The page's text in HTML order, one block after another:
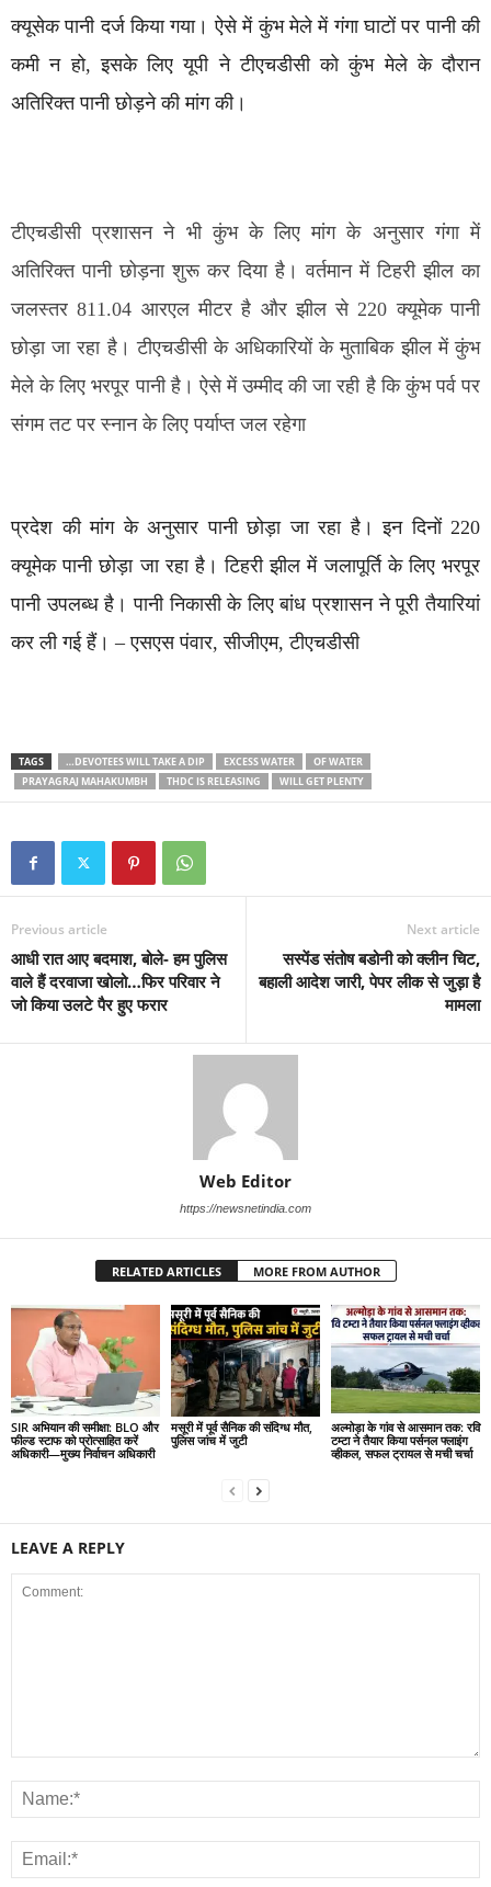
क्यूसेक पानी दर्ज किया गया। ऐसे में कुंभ मेले में गंगा घाटों पर पानी की
कमी न हो, इसके लिए यूपी ने टीएचडीसी को कुंभ मेले के दौरान
अतिरिक्त पानी छोड़ने की मांग की।
टीएचडीसी प्रशासन ने भी कुंभ के लिए मांग के अनुसार गंगा में
अतिरिक्त पानी छोड़ना शुरू कर दिया है। वर्तमान में टिहरी झील का
जलस्तर 811.04 आरएल मीटर है और झील से 220 क्यूमेक पानी
छोड़ा जा रहा है। टीएचडीसी के अधिकारियों के मुताबिक झील में कुंभ
मेले के लिए भरपूर पानी है। ऐसे में उम्मीद की जा रही है कि कुंभ पर्व पर
संगम तट पर स्नान के लिए पर्याप्त जल रहेगा
प्रदेश की मांग के अनुसार पानी छोड़ा जा रहा है। इन दिनों 220
क्यूमेक पानी छोड़ा जा रहा है। टिहरी झील में जलापूर्ति के लिए भरपूर
पानी उपलब्ध है। पानी निकासी के लिए बांध प्रशासन ने पूरी तैयारियां
कर ली गई हैं। – एसएस पंवार, सीजीएम, टीएचडीसी
TAGS …DEVOTEES WILL TAKE A DIP EXCESS WATER
OF WATER
PRAYAGRAJ MAHAKUMBH
THDC IS RELEASING WILL GET PLENTY
Previous article
आधी रात आए बदमाश, बोले- हम पुलिस
वाले हैं दरवाजा खोलो…फिर परिवार ने
जो किया उलटे पैर हुए फरार
Next article
सस्पेंड संतोष बडोनी को क्लीन चिट,
बहाली आदेश जारी, पेपर लीक से जुड़ा है
मामला
Web Editor
https://newsnetindia.com
RELATED ARTICLES MORE FROM AUTHOR
SIR अभियान की समीक्षा: BLO और
फील्ड स्टाफ को प्रोत्साहित करें
अधिकारी—मुख्य निर्वाचन अधिकारी
मसूरी में पूर्व सैनिक की संदिग्ध मौत,
पुलिस जांच में जुटी
अल्मोड़ा के गांव से आसमान तक: रवि
टम्टा ने तैयार किया पर्सनल फ्लाइंग
व्हीकल, सफल ट्रायल से मची चर्चा
LEAVE A REPLY